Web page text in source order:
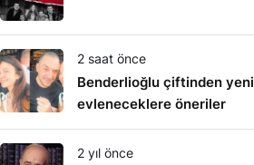
2 saat önce
Benderlioğlu çiftinden yeni
evleneceklere öneriler
2 yıl önce